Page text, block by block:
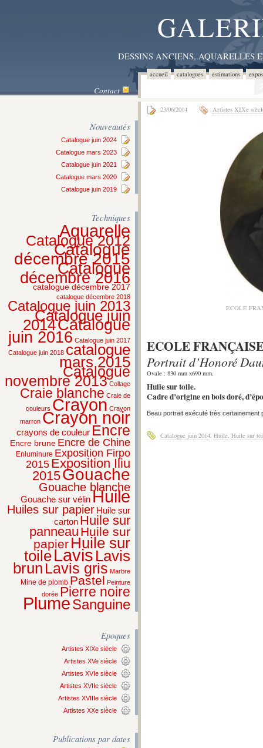
DESSINS ANCIENS,
accueil catalogues estimations
Contact
Nouveautés
Catalogue juin 2024
Catalogue mars 2023
Catalogue juin 2021
Catalogue mars 2020
Catalogue juin 2019
Techniques
Aquarelle
Catalogue 2012
Catalogue
décembre 2015
Catalogue
décembre 2016
catalogue décembre 2017
catalogue décembre 2018
Catalogue juin 2013
Catalogue juin
2014Catalogue
juin 2016 Catalogue juin 2017
Catalogue juin 2018 catalogue
mars 2015
Catalogue
novembre 2013 Collage
Craie blanche Craie de
couleurs Crayon Crayon
marron Crayon noir
crayons de couleur Encre
Encre brune Encre de Chine
Enluminure Exposition Firpo
2015 Exposition Iliu
2015Gouache
Gouache blanche
Gouache sur vélinHuile
Huiles sur papier Huile sur
carton Huile sur
panneau Huile sur
papier Huile sur
toileLavis Lavis
brun Lavis gris Marbre
Mine de plomb Pastel Peinture
dorée Pierre noire
PlumeSanguine
Epoques
Artistes XIXe siècle
Artistes XVe siècle
Artistes XVIe siècle
Artistes XVIIe siècle
Artistes XVIIIe siècle
Artistes XXe siècle
Publications par dates
23/06/2014 Artistes XIXe
ECOLE
ECOLE
Portrait d’Honoré
Ovale : 830 mm x690 mm.
Huile sur toile.
Cadre d’origine en bois doré,
Beau portrait exécuté très certainement
Catalogue juin 2014 Huile Huile sur